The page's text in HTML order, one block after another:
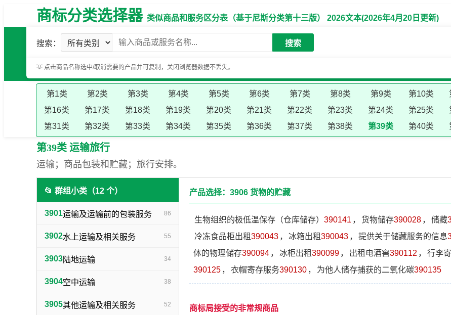
商标分类选择器类似商品和服务区分表（基于尼斯分类第十三版） 2026文本(2026年4月20日更新)
搜索： 搜索
💡 点击商品名称选中/取消需要的产品并可复制，关闭浏览器数据不丢失。
第1类 第2类 第3类 第4类 第5类 第6类 第7类 第8类 第9类 第10类
第16类
第17类 第18类 第19类 第20类 第21类 第22类 第23类 第24类 第25类
第31类
第32类 第33类 第34类 第35类 第36类 第37类 第38类 第39类 第40类
第39类 运输旅行
运输；商品包装和贮藏；旅行安排。
📂 群组小类（12 个）
3901运输及运输前的包装服务 86
3902水上运输及相关服务 55
3903陆地运输 34
3904空中运输 38
3905其他运输及相关服务 52
产品选择：3906 货物的贮藏
生物组织的极低温保存（仓库储存） 390141 ， 货物储存390028 ， 储藏
冷冻食品柜出租390043 ， 冰箱出租390043 ， 提供关于储藏服务的信息
体的物理储存390094 ， 冰柜出租390099 ， 出租电酒窖390112 ， 行李
390125 ， 衣帽寄存服务390130 ， 为他人储存捕获的二氧化碳390135
商标局接受的非常规商品